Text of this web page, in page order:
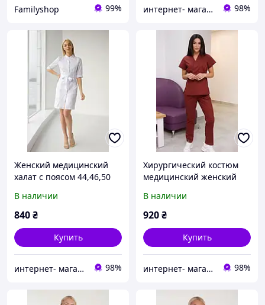
Familyshop 99% интернет- магазин Ангелина 98%
Женский медицинский
халат с поясом 44,46,50
В наличии
840₴
Купить
интернет- магазин Ангелина 98%
Хирургический костюм
медицинский женский
В наличии
920₴
Купить
интернет- магазин Ангелина 98%